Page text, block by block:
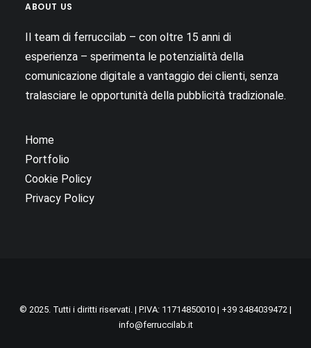
ABOUT US
Il team di ferruccilab – con oltre 15 anni di
esperienza – sperimenta le potenzialità della
comunicazione digitale a vantaggio dei clienti, senza
tralasciare le opportunità della pubblicità tradizionale.
Home
Portfolio
Cookie Policy
Privacy Policy
© 2025. Tutti i diritti riservati. | P.IVA: 11714850010 | +39 3484039472 |
info@ferruccilab.it